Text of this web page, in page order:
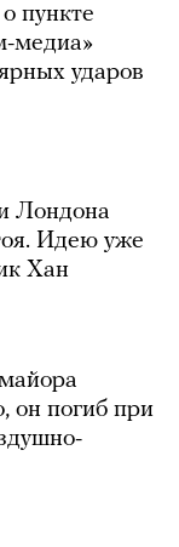
пункте
медиа»
ударов
Лондона
Идею уже
Хан
он погиб при